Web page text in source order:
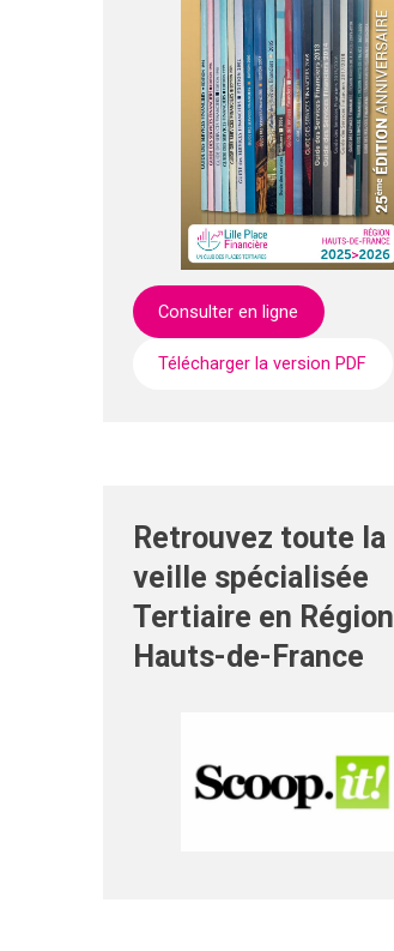
Consulter en ligne
Télécharger la version PDF
Retrouvez toute la
veille spécialisée
Tertiaire en Région
Hauts-de-France